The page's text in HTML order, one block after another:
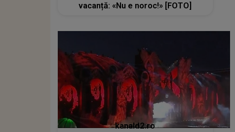
vacanță: «Nu e noroc!» [FOTO]
kanald2.ro